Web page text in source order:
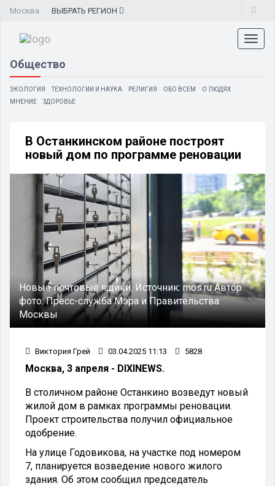
Москва ВЫБРАТЬ РЕГИОН
Общество
ЭКОЛОГИЯ ТЕХНОЛОГИИ И НАУКА РЕЛИГИЯ ОБО ВСЕМ
О ЛЮДЯХ
МНЕНИЕ
ЗДОРОВЬЕ
В Останкинском районе построят
новый дом по программе реновации
Новые почтовые ящики. Источник: mos.ruАвтор
фото:Пресс-служба Мэра и Правительства
Москвы
Виктория Грей 03.04.2025 11:13 5828
Москва, 3 апреля - DIXINEWS.
В столичном районе Останкино возведут новый
жилой дом в рамках программы реновации.
Проект строительства получил официальное
одобрение.
На улице Годовикова, на участке под номером
7, планируется возведение нового жилого
здания. Об этом сообщил председатель